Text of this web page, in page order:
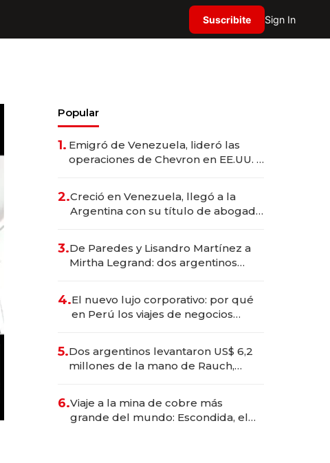
Suscribite Sign In
Popular
1. Emigró de Venezuela, lideró las
operaciones de Chevron en EE.UU. y
2.Creció en Venezuela, llegó a la
Argentina con su título de abogado
marcas "fast premium"
3.De Paredes y Lisandro Martínez a
Mirtha Legrand: dos argentinos
4.El nuevo lujo corporativo: por qué
en Perú los viajes de negocios
transformadoras
5.Dos argentinos levantaron US$ 6,2
millones de la mano de Rauch,
6.Viaje a la mina de cobre más
grande del mundo: Escondida, el